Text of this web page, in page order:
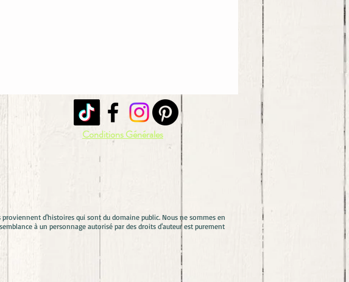
Conditions Générales
d'histoires qui sont du domaine public. Nous ne sommes en
à un personnage autorisé par des droits d'auteur est purement